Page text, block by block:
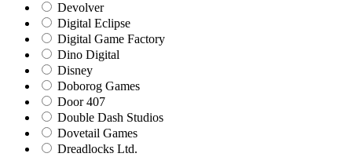
Devolver
Digital Eclipse
Digital Game Factory
Dino Digital
Disney
Doborog Games
Door 407
Double Dash Studios
Dovetail Games
Dreadlocks Ltd.